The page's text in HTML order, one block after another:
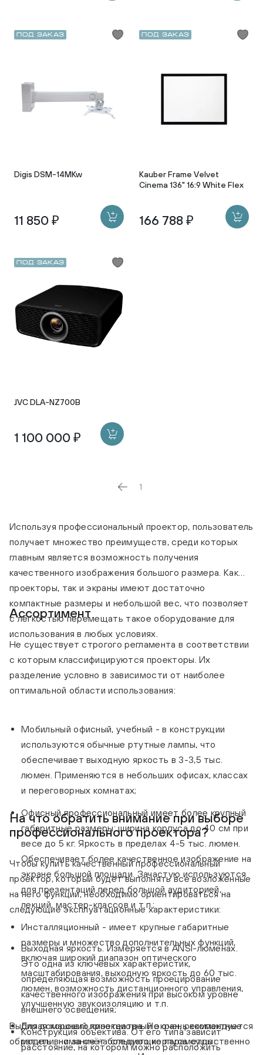
Под заказ
Digis DSM-14MKw
11 850 ₽
Под заказ
Kauber Frame Velvet
Cinema 136" 16:9 White Flex
166 788 ₽
Под заказ
JVC DLA-NZ700B
1 100 000 ₽
1
Используя профессиональный проектор, пользователь
получает множество преимуществ, среди которых
главным является возможность получения
качественного изображения большого размера. Как
проекторы, так и экраны имеют достаточно
компактные размеры и небольшой вес, что позволяет
с лёгкостью перемещать такое оборудование для
использования в любых условиях.
Ассортимент
Не существует строгого регламента в соответствии
с которым классифицируются проекторы. Их
разделение условно в зависимости от наиболее
оптимальной области использования:
Мобильный офисный, учебный - в конструкции
используются обычные ртутные лампы, что
обеспечивает выходную яркость в 3-3,5 тыс.
люмен. Применяются в небольших офисах, классах
и переговорных комнатах;
Офисный профессиональный имеет более крупный
габаритные размеры: ширина корпуса до 40 см при
весе до 5 кг. Яркость в пределах 4-5 тыс. люмен.
Обеспечивает более качественное изображение на
экране большой площади. Зачастую используются
для презентаций перед большой аудиторией,
лекций, мастер-классов и т.п.;
Инсталляционный - имеет крупные габаритные
размеры и множество дополнительных функций,
включая широкий диапазон оптического
масштабирования, выходную яркость до 60 тыс.
люмен, возможность дистанционного управления,
улучшенную звукоизоляцию и т.п.
Для домашнего кинотеатра. Не очень компактные
модели, но за счёт большого корпуса существенно
На что обратить внимание при выборе
профессионального проектора?
Чтобы купить качественный профессиональный
проектор, который будет выполнять все возложенные
на него функции, необходимо ориентироваться на
следующие эксплуатационные характеристики:
Выходная яркость. Измеряется в ANSI-люменах.
Это одна из ключевых характеристик,
определяющая возможность проецирование
качественного изображения при высоком уровне
внешнего освещения;
Конструкция объектива. От его типа зависит
расстояние, на котором можно расположить
Выбирая хороший проекционный экран, рекомендуется
обратить внимание на следующие параметры: